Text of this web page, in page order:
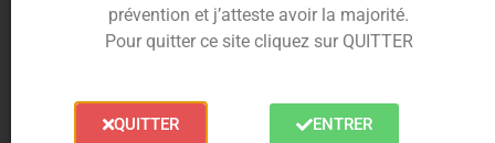
prévention et j’atteste avoir la majorité.
Pour quitter ce site cliquez sur QUITTER
QUITTER ENTRER